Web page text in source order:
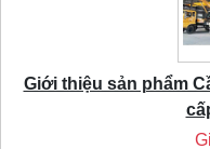
Giới thiệu sản phẩm